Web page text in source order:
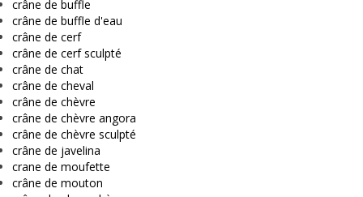
crâne de buffle
crâne de buffle d'eau
crâne de cerf
crâne de cerf sculpté
crâne de chat
crâne de cheval
crâne de chèvre
crâne de chèvre angora
crâne de chèvre sculpté
crâne de javelina
crane de moufette
crâne de mouton